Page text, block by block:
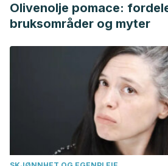
Olivenolje pomace:
bruksområder og myter